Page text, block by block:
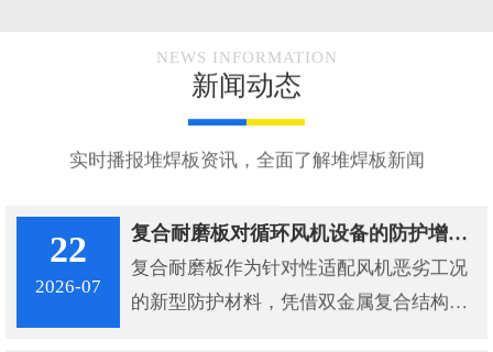
NEWS INFORMATION
新闻动态
实时播报堆焊板资讯，全面了解堆焊板新闻
22
2026-07
复合耐磨板对循环风机设备的防护增效机制
复合耐磨板作为针对性适配风机恶劣工况
的新型防护材料，凭借双金属复合结构与